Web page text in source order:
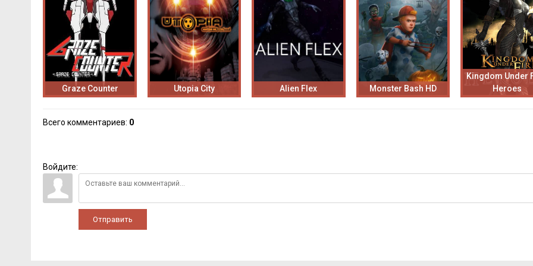
Graze Counter Utopia City Alien Flex Monster Bash HD
Kingdom Under
Heroes
Всего комментариев: 0
Войдите:
Отправить